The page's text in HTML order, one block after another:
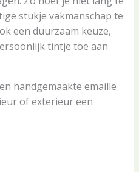
stukje vakmanschap te
een duurzaam keuze,
tintje toe aan
handgemaakte emaille
of exterieur een